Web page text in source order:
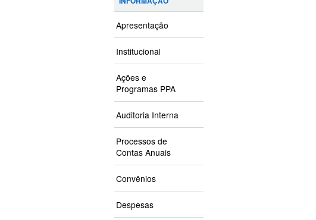
Apresentação
Institucional
Ações e
Programas PPA
Auditoria Interna
Processos de
Contas Anuais
Convênios
Despesas